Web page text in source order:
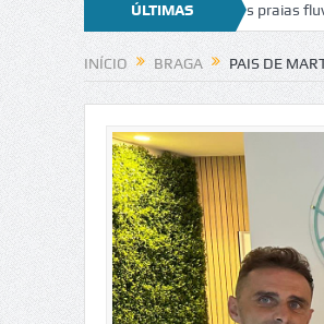
ÚLTIMAS
NOTÍCIAS
a conhecer e proteger as praias fluviais do
INÍCIO BRAGA PAIS DE